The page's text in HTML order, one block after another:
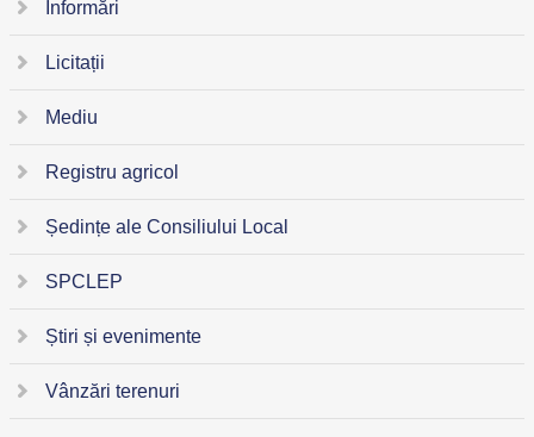
Informări
Licitații
Mediu
Registru agricol
Ședințe ale Consiliului Local
SPCLEP
Știri și evenimente
Vânzări terenuri